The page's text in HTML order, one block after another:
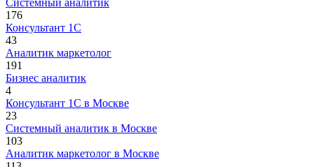
176
Консультант 1С
43
Аналитик маркетолог
191
Бизнес аналитик
4
Консультант 1С в Москве
23
Системный аналитик в Москве
103
Аналитик маркетолог в Москве